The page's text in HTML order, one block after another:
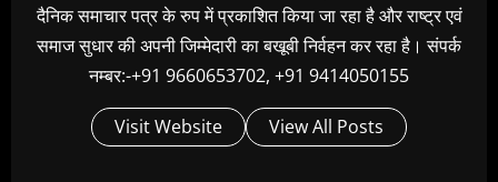
दैनिक समाचार पत्र के रुप में प्रकाशित किया जा रहा है और राष्ट्र एवं
समाज सुधार की अपनी जिम्मेदारी का बखूबी निर्वहन कर रहा है। संपर्क
नम्बर:-+91 9660653702, +91 9414050155
Visit Website View All Posts